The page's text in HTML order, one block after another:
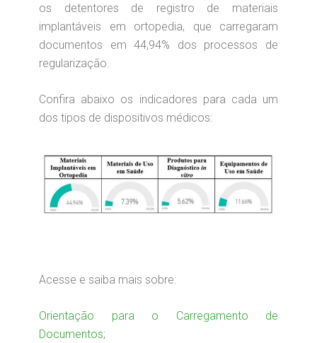
os detentores de registro de materiais
implantáveis em ortopedia, que carregaram
documentos em 44,94% dos processos de
regularização.
Confira abaixo os indicadores para cada um
dos tipos de dispositivos médicos:
Acesse e saiba mais sobre:
Orientação para o Carregamento de
Documentos;